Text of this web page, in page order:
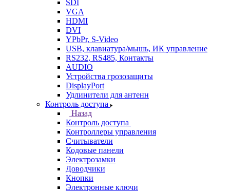
SDI
VGA
HDMI
DVI
YPbPr, S-Video
USB, клавиатура/мышь, ИК управление
RS232, RS485, Контакты
AUDIO
Устройства грозозащиты
DisplayPort
Удлинители для антенн
Контроль доступа
Назад
Контроль доступа
Контроллеры управления
Считыватели
Кодовые панели
Электрозамки
Доводчики
Кнопки
Электронные ключи